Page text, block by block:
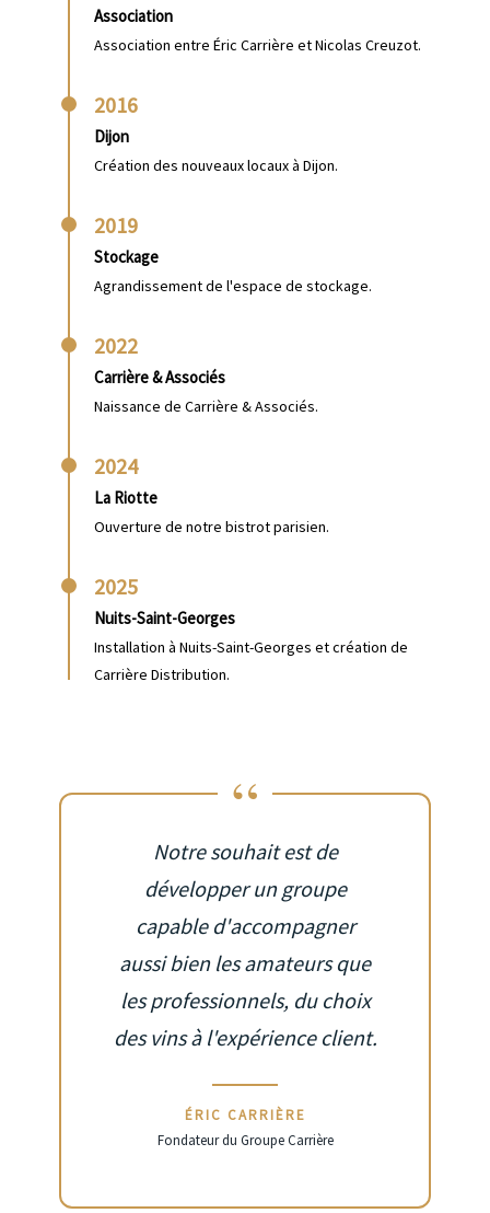
Association
Association entre Éric Carrière et Nicolas Creuzot.
2016
Dijon
Création des nouveaux locaux à Dijon.
2019
Stockage
Agrandissement de l'espace de stockage.
2022
Carrière & Associés
Naissance de Carrière & Associés.
2024
La Riotte
Ouverture de notre bistrot parisien.
2025
Nuits-Saint-Georges
Installation à Nuits-Saint-Georges et création de
Carrière Distribution.
“
Notre souhait est de
développer un groupe
capable d'accompagner
aussi bien les amateurs que
les professionnels, du choix
des vins à l'expérience client.
ÉRIC CARRIÈRE
Fondateur du Groupe Carrière